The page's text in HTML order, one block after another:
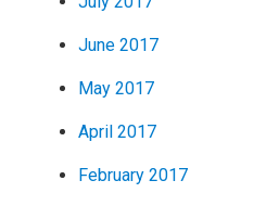
June 2017
May 2017
April 2017
February 2017